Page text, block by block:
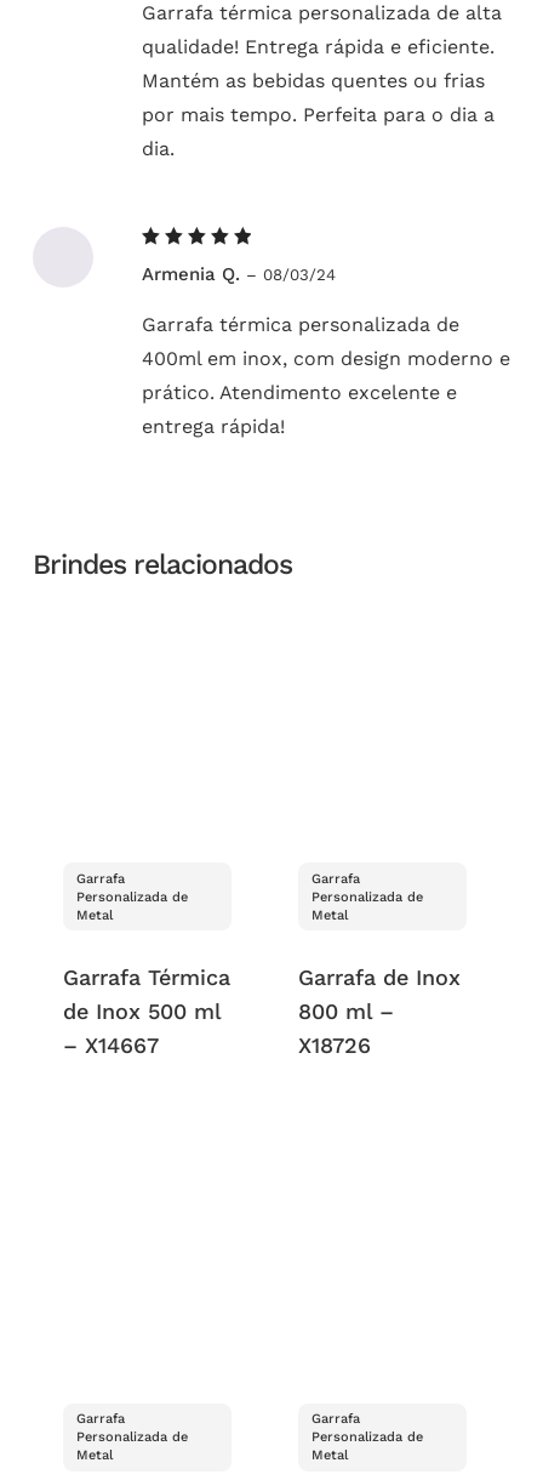
Garrafa térmica personalizada de alta
qualidade! Entrega rápida e eficiente.
Mantém as bebidas quentes ou frias
por mais tempo. Perfeita para o dia a
dia.
5de 5
Armenia Q. – 08/03/24
Garrafa térmica personalizada de
400ml em inox, com design moderno e
prático. Atendimento excelente e
entrega rápida!
Brindes relacionados
Garrafa
Personalizada de
Metal
Garrafa Térmica
de Inox 500 ml
– X14667
Garrafa
Personalizada de
Metal
Garrafa de Inox
800 ml –
X18726
Garrafa
Personalizada de
Metal
Garrafa
Personalizada de
Metal